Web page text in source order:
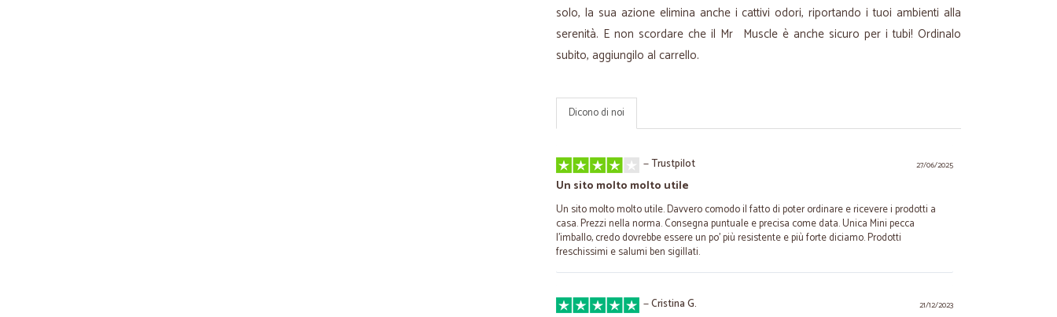
solo, la sua azione elimina anche i cattivi odori, riportando i tuoi ambienti alla
serenità. E non scordare che il Mr Muscle è anche sicuro per i tubi! Ordinalo
subito, aggiungilo al carrello.
Dicono di noi
27/06/2025
—Trustpilot
Un sito molto molto utile
Un sito molto molto utile. Davvero comodo il fatto di poter ordinare e ricevere i prodotti a
casa. Prezzi nella norma. Consegna puntuale e precisa come data. Unica Mini pecca
l’imballo, credo dovrebbe essere un po’ più resistente e più forte diciamo. Prodotti
freschissimi e salumi ben sigillati.
21/12/2023
—Cristina G.